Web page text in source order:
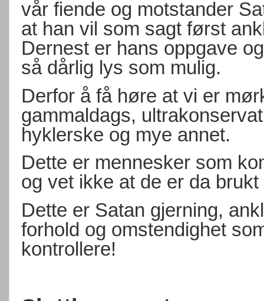
vår fiende og motstander
at han vil som sagt først
Dernest er hans oppgave
så dårlig lys som mulig.
Derfor å få høre at vi er
gammaldags,
hyklerske og mye annet.
Dette er mennesker som
og vet ikke at de er da
Dette er Satan gjerning,
forhold og omstendighet
kontrollere!